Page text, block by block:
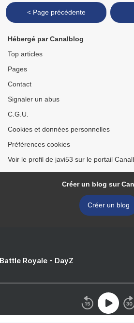
< Page précédente
Hébergé par Canalblog
Top articles
Pages
Contact
Signaler un abus
C.G.U.
Cookies et données personnelles
Préférences cookies
Voir le profil de javi53 sur le portail
Créer un blog sur
Créer un blog
Royale - DayZ